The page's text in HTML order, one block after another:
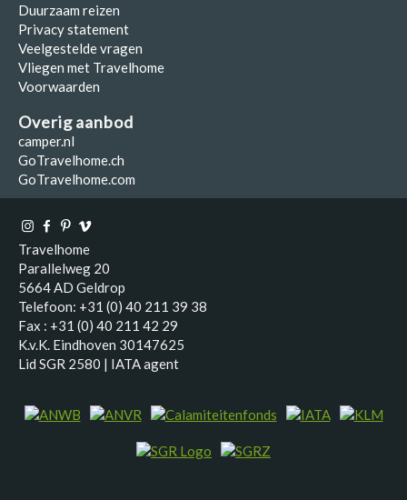
Duurzaam reizen
Privacy statement
Veelgestelde vragen
Vliegen met Travelhome
Voorwaarden
Overig aanbod
camper.nl
GoTravelhome.ch
GoTravelhome.com
Travelhome
Parallelweg 20
5664 AD Geldrop
Telefoon: +31 (0) 40 211 39 38
Fax : +31 (0) 40 211 42 29
K.v.K. Eindhoven 30147625
Lid SGR 2580 | IATA agent